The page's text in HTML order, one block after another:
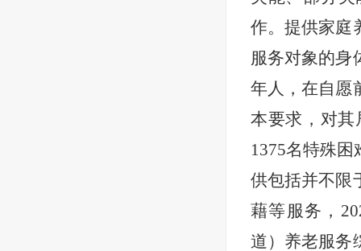
作。提供家庭
服务对象的身
年人，在自愿
本要求，对其
1375名特殊
供包括并不限
藉等服务，
道）养老服务